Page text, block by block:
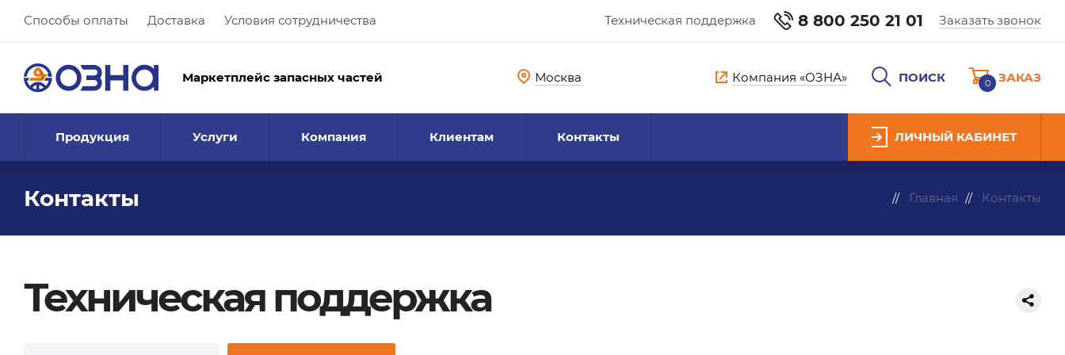
Способы оплаты Доставка Условия сотрудничества Техническая поддержка 8 800 250 21 01 Заказать звонок
Маркетплейс запасных частей Москва Компания «ОЗНА» ПОИСК 0 ЗАКАЗ
Продукция Услуги Компания Клиентам Контакты ЛИЧНЫЙ КАБИНЕТ
Контакты Главная Контакты
Техническая поддержка